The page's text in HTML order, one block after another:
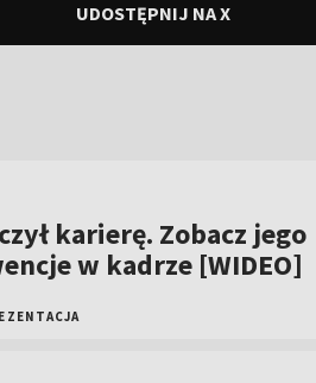
UDOSTĘPNIJ NA X
karierę. Zobacz jego
w kadrze [WIDEO]